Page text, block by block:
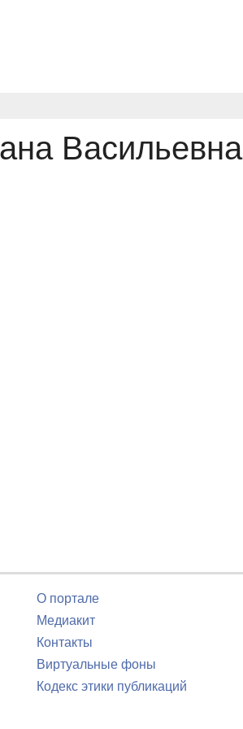
Васильевна
О портале
Медиакит
Контакты
Виртуальные фоны
Кодекс этики публикаций